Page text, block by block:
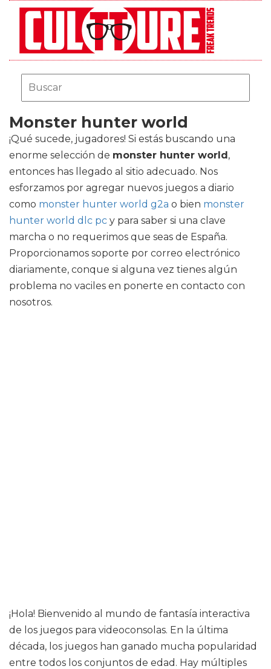
Monster hunter world
¡Qué sucede, jugadores! Si estás buscando una
enorme selección de monster hunter world,
entonces has llegado al sitio adecuado. Nos
esforzamos por agregar nuevos juegos a diario
como monster hunter world g2a o bien monster
hunter world dlc pc y para saber si una clave
marcha o no requerimos que seas de España.
Proporcionamos soporte por correo electrónico
diariamente, conque si alguna vez tienes algún
problema no vaciles en ponerte en contacto con
nosotros.
¡Hola! Bienvenido al mundo de fantasía interactiva
de los juegos para videoconsolas. En la última
década, los juegos han ganado mucha popularidad
entre todos los conjuntos de edad. Hay múltiples